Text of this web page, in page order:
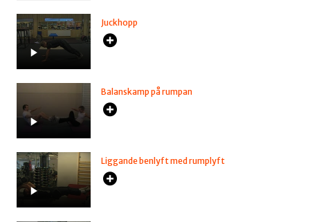
Juckhopp
Balanskamp på rumpan
Liggande benlyft med rumplyft